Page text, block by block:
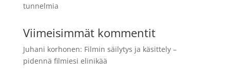
tunnelmia
Viimeisimmät kommentit
Juhani korhonen: Filmin säilytys ja käsittely –
pidennä filmiesi elinikää